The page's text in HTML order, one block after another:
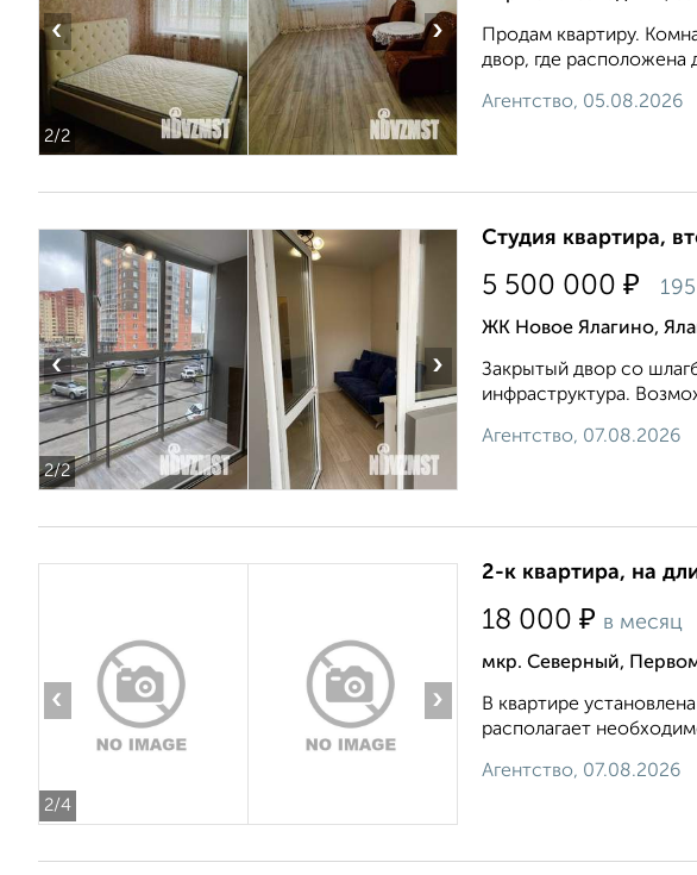
2/2
‹ ›
Продам квартиру.
двор, где расположена
Агентство, 05.08.2026
2/2
‹ ›
Студия квартира,
5 500 000 ₽
ЖК Новое Ялагино,
Закрытый двор со
инфраструктура.
Агентство, 07.08.2026
2/4
‹ ›
2-к квартира, на
18 000 ₽ в месяц
мкр. Северный,
В квартире
располагает
Агентство, 07.08.2026